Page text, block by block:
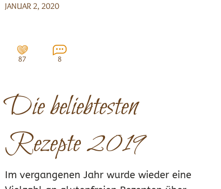
JANUAR 2, 2020
87 8
Die beliebtesten
Rezepte 2019
Im vergangenen Jahr wurde wieder eine